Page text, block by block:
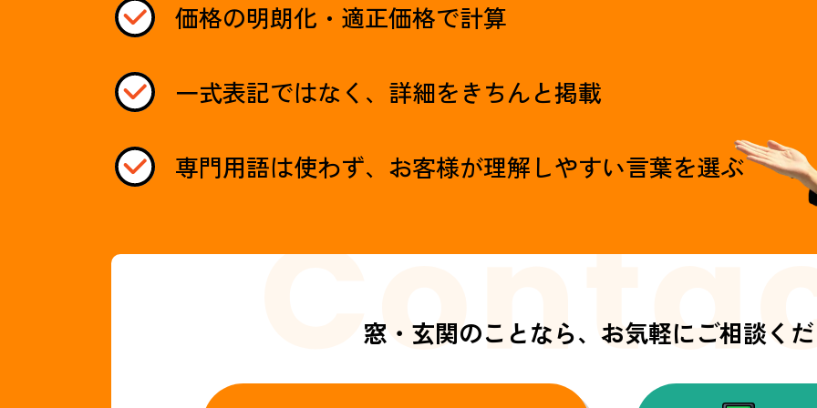
価格の明朗化・適正価格で計算
一式表記ではなく、詳細をきちんと掲載
専門用語は使わず、お客様が理解しやすい言葉を選ぶ
窓・玄関のことなら、 お気軽にご相談く